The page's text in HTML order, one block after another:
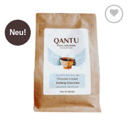
Neu!
Zur
Wunschliste
hinzufügen